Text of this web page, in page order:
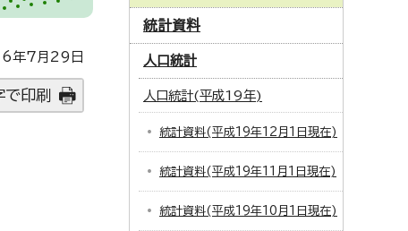
年7月29日
で印刷
統計資料
人口統計
人口統計(平成19年)
統計資料(平成19年12月1日現在)
統計資料(平成19年11月1日現在)
統計資料(平成19年10月1日現在)